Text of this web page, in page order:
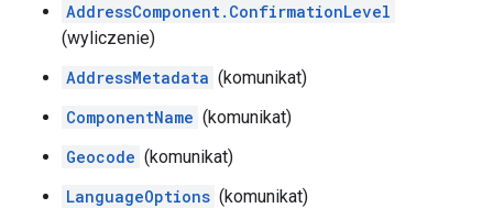
AddressComponent.ConfirmationLevel
(wyliczenie)
AddressMetadata (komunikat)
ComponentName (komunikat)
Geocode (komunikat)
LanguageOptions (komunikat)